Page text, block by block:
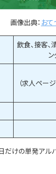
画像出典： おて
飲食、接客、
（求人ペー
だけの単発アル